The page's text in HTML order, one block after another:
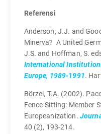
Referensi
Anderson, J.J. and
Minerva? A United
J.S. and Hoffman, S.
International
Europe, 1989-1991.
Börzel, T.A. (2002).
Fence-Sitting: Member
Europeanization.
40 (2), 193-214.